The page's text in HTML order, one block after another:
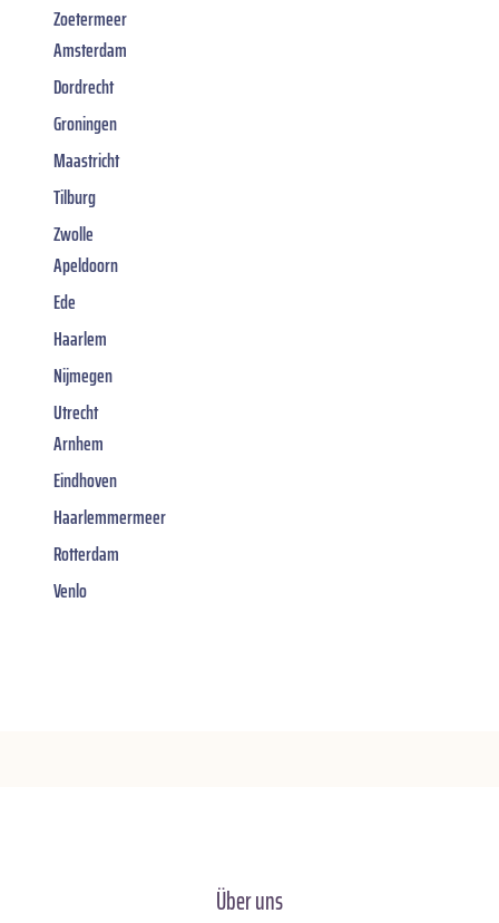
Zoetermeer
Amsterdam
Dordrecht
Groningen
Maastricht
Tilburg
Zwolle
Apeldoorn
Ede
Haarlem
Nijmegen
Utrecht
Arnhem
Eindhoven
Haarlemmermeer
Rotterdam
Venlo
Über uns